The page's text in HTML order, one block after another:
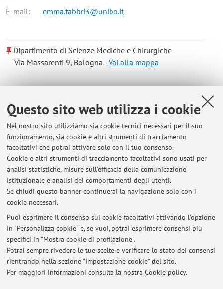
Questo sito web utilizza i cookie
Nel nostro sito utilizziamo sia cookie tecnici necessari per il suo
funzionamento, sia cookie e altri strumenti di tracciamento
facoltativi che potrai attivare solo con il tuo consenso.
Cookie e altri strumenti di tracciamento facoltativi sono usati per
analisi statistiche, misure sull'efficacia della comunicazione
istituzionale e analisi dei comportamenti degli utenti.
Se chiudi questo banner continuerai la navigazione solo con i
cookie necessari.
Puoi esprimere il consenso sui cookie facoltativi attivando l'opzione
in "Personalizza cookie" e, se vuoi, potrai esprimere consensi più
specifici in "Mostra cookie di profilazione".
Potrai sempre rivedere le tue scelte e verificare lo stato dei consensi
rientrando nella sezione "Impostazione cookie" del sito.
Per maggiori informazioni consulta la nostra Cookie policy.
E-mail: emma.fabbri3@unibo.it
Dipartimento di Scienze Mediche e Chirurgiche
Via Massarenti 9, Bologna -Vai alla mappa
Dal Lun al Ven dalle ore 8.00 alle 15.30, previo
appuntamento telefonico al 051-2869375 presso il
poliambulatorio AUSL via Montebello 6 Bologna
emma.fabbri@ausl.bologna.it
Grazie
Ultimi avvisi
Al momento non sono presenti avvisi.